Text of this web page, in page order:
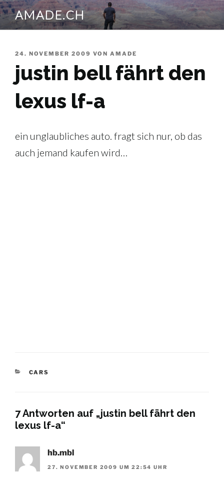
Zum
Inhalt
springen
AMADE.CH
VERÖFFENTLICHT
24. NOVEMBER 2009 VON AMADE
justin bell fährt den
lexus lf-a
ein unglaubliches auto. fragt sich nur, ob das
auch jemand kaufen wird…
KATEGORIEN
CARS
7 Antworten auf „justin bell fährt den
lexus lf-a“
hb.mbl
27. NOVEMBER 2009 UM 22:54 UHR